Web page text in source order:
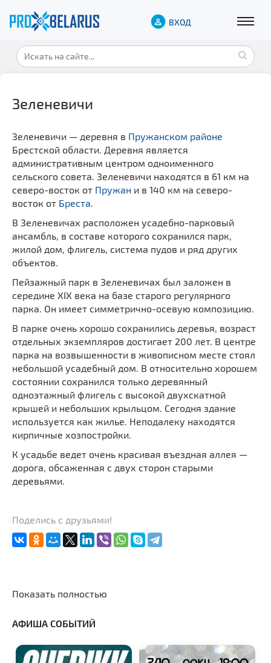
ВХОД
Зеленевичи
Зеленевичи — деревня в Пружанском районе
Брестской области. Деревня является
административным центром одноименного
сельского совета. Зеленевичи находятся в 61 км на
северо-восток от Пружан и в 140 км на северо-
восток от Бреста
В Зеленевичах расположен усадебно-парковый
ансамбль, в составе которого сохранился парк,
жилой дом, флигель, система пудов и ряд других
объектов.
Пейзажный парк в Зеленевичах был заложен в
середине XIX века на базе старого регулярного
парка. Он имеет симметрично-осевую композицию.
В парке очень хорошо сохранились деревья, возраст
отдельных экземпляров достигает 200 лет. В центре
парка на возвышенности в живописном месте стоял
небольшой усадебный дом. В относительно хорошем
состоянии сохранился только деревянный
одноэтажный флигель с высокой двухскатной
крышей и небольших крыльцом. Сегодня здание
используется как жилье. Неподалеку находятся
кирпичные хозпостройки.
К усадьбе ведет очень красивая въездная аллея —
дорога, обсаженная с двух сторон старыми
деревьями.
Поделись с друзьями!
Показать полностью
АФИША СОБЫТИЙ